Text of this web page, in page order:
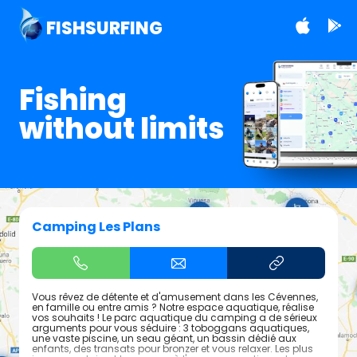
FISHSURFING
Fishing
without limits
Camping Les Plans
Vous rêvez de détente et d'amusement dans les Cévennes,
en famille ou entre amis ? Notre espace aquatique, réalise
vos souhaits ! Le parc aquatique du camping a de sérieux
arguments pour vous séduire : 3 toboggans aquatiques,
une vaste piscine, un seau géant, un bassin dédié aux
enfants, des transats pour bronzer et vous relaxer. Les plus